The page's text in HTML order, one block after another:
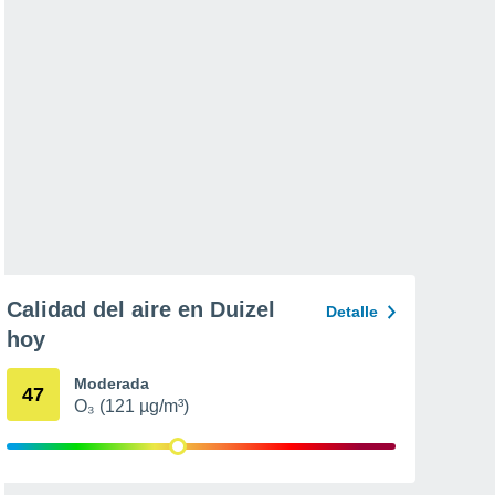
Calidad del aire en Duizel
hoy
Detalle
47 Moderada
O₃ (121 µg/m³)